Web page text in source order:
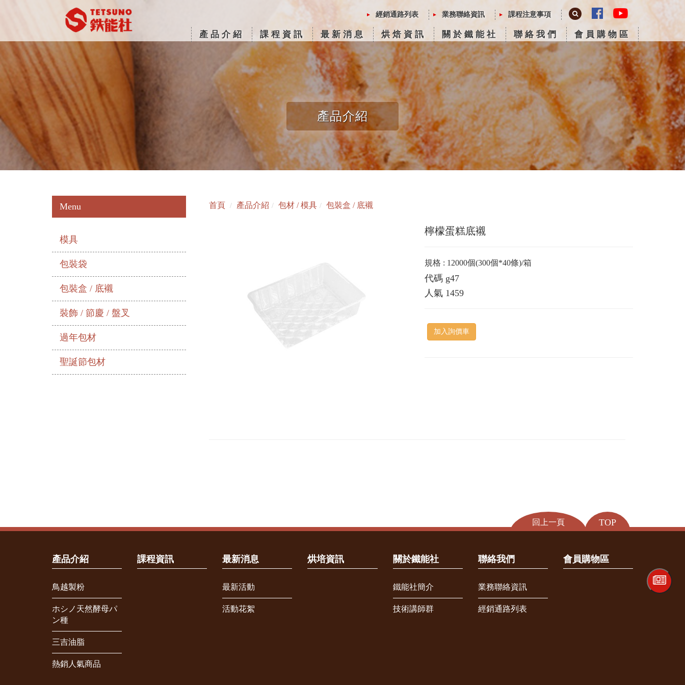
經銷通路列表 業務聯絡資訊 課程注意事項
產品介紹 課程資訊 最新消息 烘焙資訊 關於鐵能社 聯絡我們 會員購物區
產品介紹
Menu
模具
包裝袋
包裝盒 / 底襯
裝飾 / 節慶 / 盤叉
過年包材
聖誕節包材
首頁 產品介紹 包材 / 模具 包裝盒 / 底襯
檸檬蛋糕底襯
規格 : 12000個(300個*40條)/箱
代碼 g47
人氣 1459
加入詢價車
TOP
回上一頁
產品介紹
鳥越製粉
ホシノ天然酵母パ
ン種
三吉油脂
熱銷人氣商品
課程資訊 最新消息
最新活動
活動花絮
烘培資訊 關於鐵能社
鐵能社簡介
技術講師群
聯絡我們
業務聯絡資訊
經銷通路列表
會員購物區